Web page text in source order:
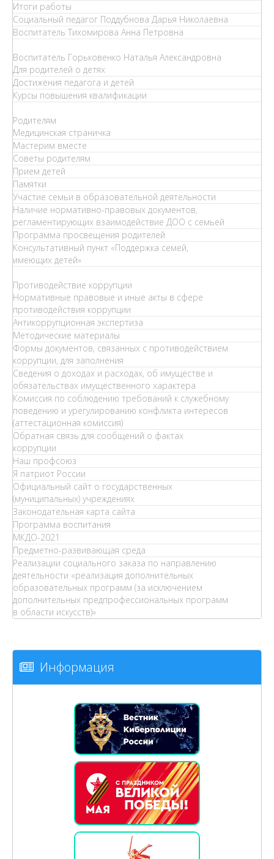
Итоги работы
Социальный педагог Поддубнова Дарья Николаевна
Воспитатель Тихомирова Анна Петровна
Воспитатель Горьковенко Наталья Александровна
Для родителей о детях
Достижения педагога и детей
Курсы повышения квалификации
Родителям
Медицинская страничка
Мастерим вместе
Советы родителям
Прием детей
Памятки
Участие семьи в образовательной деятельности
Наличие нормативно-правовых документов,
регламентирующих взаимодействие ДОО с семьей
Программа просвещения родителей
Консультативный пункт «Поддержка семей,
имеющих детей»
Противодействие коррупции
Нормативные правовые и иные акты в сфере
противодействия коррупции
Антикоррупционная экспертиза
Методические материалы
Формы документов, связанных с противодействием
коррупции, для заполнения
Сведения о доходах и расходах, об имуществе и
обязательствах имущественного характера
Комиссия по соблюдению требований к служебному
поведению и урегулированию конфликта интересов
(аттестационная комиссия)
Обратная связь для сообщений о фактах
коррупции
Наш профсоюз
Я патриот России
Официальный сайт о государственных
(муниципальных) учреждениях
Законодательная карта сайта
Программа воспитания
МКДО-2021
Предметно-развивающая среда
Реализации социального заказа по направлению
деятельности «реализация дополнительных
образовательных программ (за исключением
дополнительных предпрофессиональных программ
в области искусств)»
Информация